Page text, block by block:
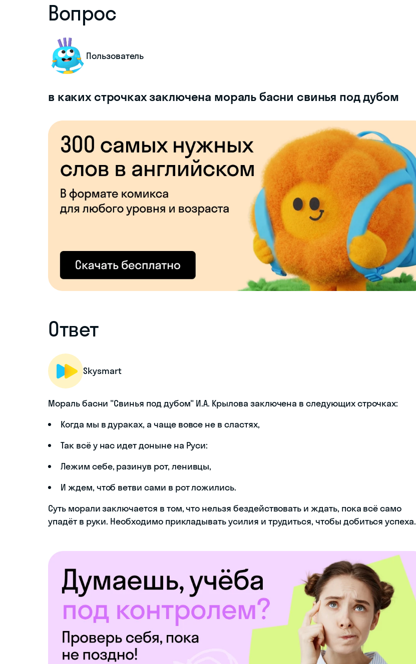
Вопрос
Пользователь
в каких строчках заключена мораль басни свинья под дубом
Ответ
Skysmart
Мораль басни "Свинья под дубом" И.А. Крылова заключена в следующих строчках:
Когда мы в дураках, а чаще вовсе не в сластях,
Так всё у нас идет доныне на Руси:
Лежим себе, разинув рот, ленивцы,
И ждем, чтоб ветви сами в рот ложились.
Суть морали заключается в том, что нельзя бездействовать и ждать, пока всё само
упадёт в руки. Необходимо прикладывать усилия и трудиться, чтобы добиться успеха.